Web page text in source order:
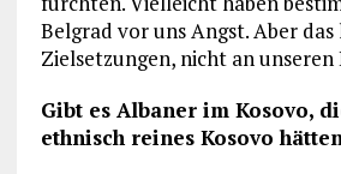
Belgrad vor uns Angst. Aber
Zielsetzungen, nicht an unseren
Gibt es Albaner im Kosovo,
ethnisch reines Kosovo